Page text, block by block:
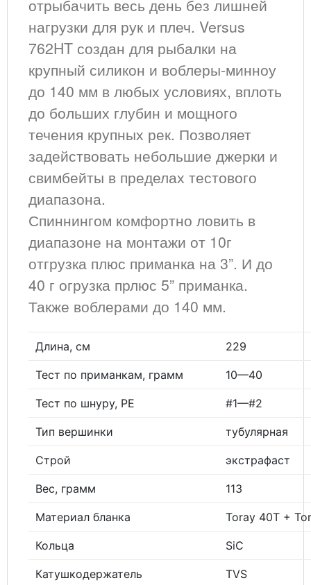
отрыбачить весь день без лишней
нагрузки для рук и плеч. Versus
762HT создан для рыбалки на
крупный силикон и воблеры-минноу
до 140 мм в любых условиях, вплоть
до больших глубин и мощного
течения крупных рек. Позволяет
задействовать небольшие джерки и
свимбейты в пределах тестового
диапазона.
Спиннингом комфортно ловить в
диапазоне на монтажи от 10г
отгрузка плюс приманка на 3”. И до
40 г огрузка прлюс 5” приманка.
Также воблерами до 140 мм.
Длина, см 229
Тест по приманкам, грамм 10—40
Тест по шнуру, РЕ #1—#2
Тип вершинки тубулярная
Строй экстрафаст
Вес, грамм 113
Материал бланка Toray 40T +
Кольца SiC
Катушкодержатель TVS